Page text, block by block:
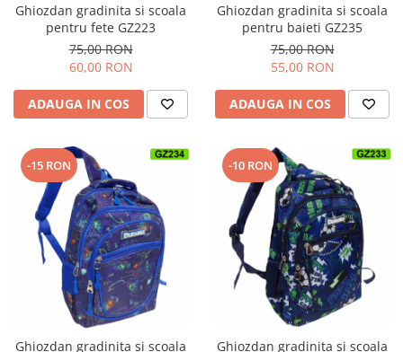
Ghiozdan gradinita si scoala
pentru fete GZ223
75,00 RON
60,00 RON
ADAUGA IN COS
Ghiozdan gradinita si scoala
pentru baieti GZ235
75,00 RON
55,00 RON
ADAUGA IN COS
-15 RON
Ghiozdan gradinita si scoala
-10 RON
Ghiozdan gradinita si scoala